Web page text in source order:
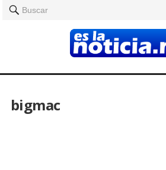
Buscar
bigmac